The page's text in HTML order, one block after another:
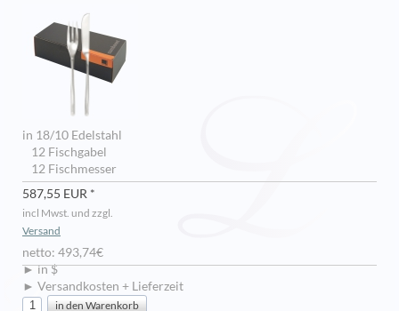
in 18/10 Edelstahl
12 Fischgabel
12 Fischmesser
587,55 EUR *
incl Mwst. und zzgl.
Versand
netto: 493,74€
► in $
► Versandkosten + Lieferzeit